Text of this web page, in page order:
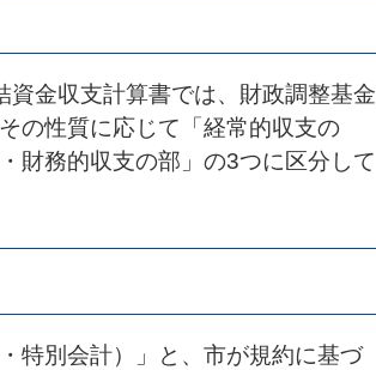
金収支計算書では、財政調整基金
の性質に応じて「経常的収支の
財務的収支の部」の3つに区分して
特別会計）」と、市が規約に基づ